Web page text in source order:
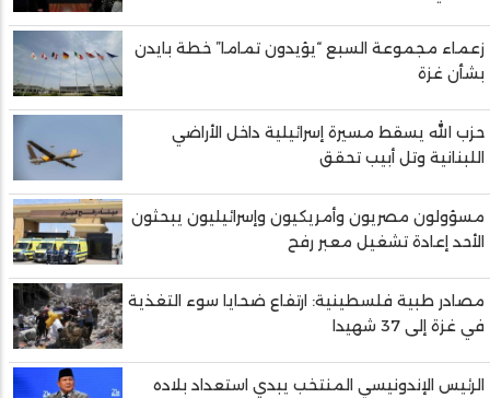
زعماء مجموعة السبع “يؤيدون تماما” خطة بايدن
بشأن غزة
حزب الله يسقط مسيرة إسرائيلية داخل الأراضي
اللبنانية وتل أبيب تحقق
مسؤولون مصريون وأمريكيون وإسرائيليون يبحثون
الأحد إعادة تشغيل معبر رفح
مصادر طبية فلسطينية: ارتفاع ضحايا سوء التغذية
في غزة إلى 37 شهيدا
الرئيس الإندونيسي المنتخب يبدي استعداد بلاده